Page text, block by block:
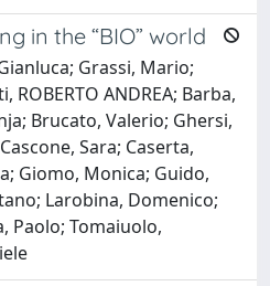
in the “BIO” world
Grassi, Mario;
ANDREA; Barba,
Brucato, Valerio; Ghersi,
Sara; Caserta,
Giomo, Monica; Guido,
Larobina, Domenico;
Paolo; Tomaiuolo,